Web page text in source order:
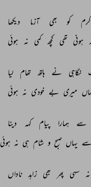
کرم کو بھی آزما
دیکھا
ہونی تھی کچھ کمی نہ ہوئی
نگاہی نے ہاتھ تھام
لیا
میری بے خودی نہ ہوئی
سے ہمارا پیام کہہ
دینا
سے یہاں صبح و شام ہی نہ ہوئی
نہ سہی پھر بھی زاہد ناداں